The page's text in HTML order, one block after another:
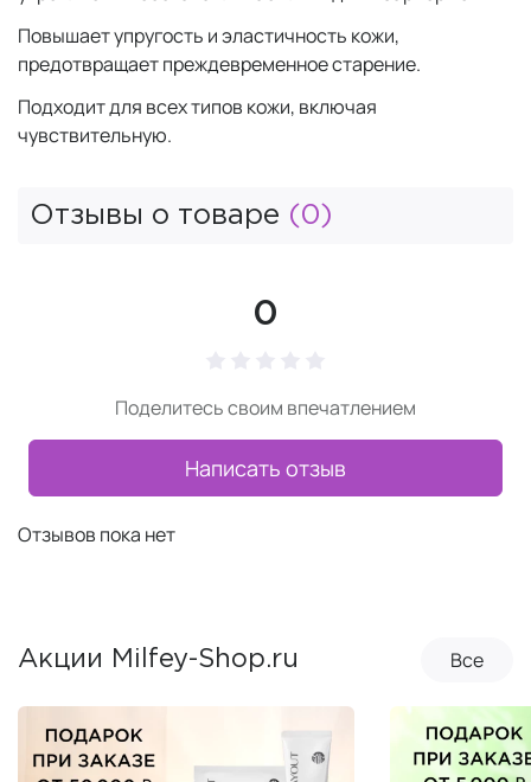
Повышает упругость и эластичность кожи,
предотвращает преждевременное старение.
Подходит для всех типов кожи, включая
чувствительную.
Отзывы о товаре (0)
0
Поделитесь своим впечатлением
Написать отзыв
Отзывов пока нет
Акции Milfey-Shop.ru Все